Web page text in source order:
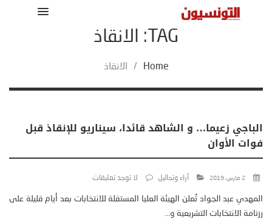
TAG: الانقاذ
Home
/ الانقاذ
الباجي زعيما… و الشاهد قائدا، سيناريو للإنقاذ قبل
فوات الأوان
2 مارس، 2019 آراء وتحاليل لا توجد تعليقات
المهدي عبد الجواد تُعلن الهيئة العليا المستقلة للانتخابات بعد أيام قليلة على
رزنامة الانتخابات التشريعية و...